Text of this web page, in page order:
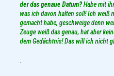
der das genaue Datum?Habe mit
was ich davon halten soll! Ich weiß
gemacht habe, geschweige denn
Zeuge weiß das genau, hat aber
dem Gedächtnis! Das will ich nicht
.